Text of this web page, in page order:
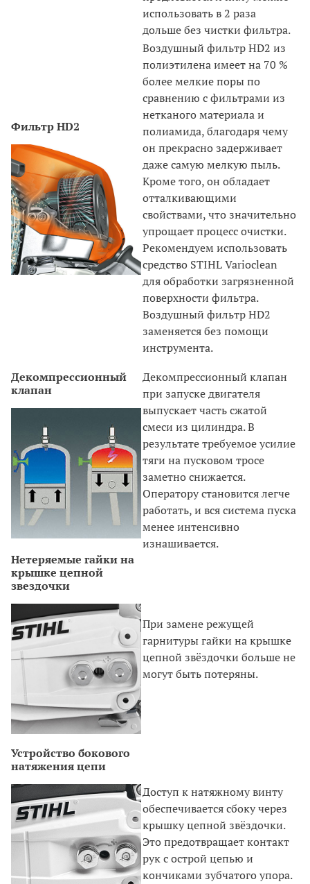
использовать в 2 раза
дольше без чистки фильтра.
Фильтр HD2
Воздушный фильтр HD2 из
полиэтилена имеет на 70 %
более мелкие поры по
сравнению с фильтрами из
нетканого материала и
полиамида, благодаря чему
он прекрасно задерживает
даже самую мелкую пыль.
Кроме того, он обладает
отталкивающими
свойствами, что значительно
упрощает процесс очистки.
Рекомендуем использовать
средство STIHL Varioclean
для обработки загрязненной
поверхности фильтра.
Воздушный фильтр HD2
заменяется без помощи
инструмента.
Декомпрессионный
клапан
Декомпрессионный клапан
при запуске двигателя
выпускает часть сжатой
смеси из цилиндра. В
результате требуемое усилие
тяги на пусковом тросе
заметно снижается.
Оператору становится легче
работать, и вся система пуска
менее интенсивно
изнашивается.
Нетеряемые гайки на
крышке цепной
звездочки
При замене режущей
гарнитуры гайки на крышке
цепной звёздочки больше не
могут быть потеряны.
Устройство бокового
натяжения цепи
Доступ к натяжному винту
обеспечивается сбоку через
крышку цепной звёздочки.
Это предотвращает контакт
рук с острой цепью и
кончиками зубчатого упора.